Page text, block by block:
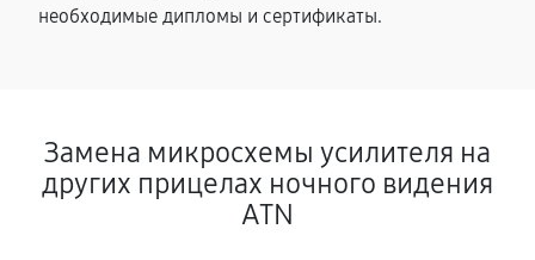
необходимые дипломы и сертификаты.
Замена микросхемы усилителя на
других прицелах ночного видения
ATN